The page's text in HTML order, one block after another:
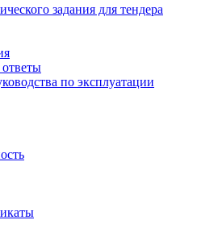
задания для тендера
по эксплуатации